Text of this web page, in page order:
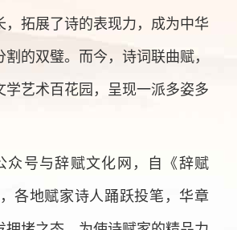
，拓展了诗的表现力，成为中华
的双璧。而今，诗词联曲赋，
学艺术百花园，呈现一派多姿多
众号与辞赋文化网，自《辞赋
各地赋家诗人踊跃投笔，华章